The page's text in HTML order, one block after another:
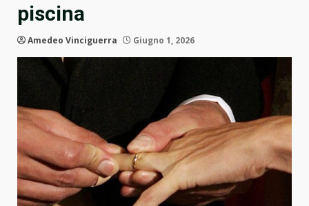
piscina
Amedeo Vinciguerra Giugno 1, 2026